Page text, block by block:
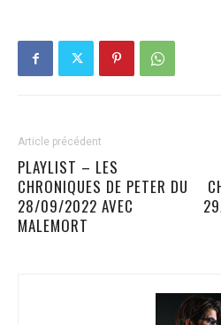
Article précédent
PLAYLIST – LES
CHRONIQUES DE PETER DU
28/09/2022 AVEC
MALEMORT